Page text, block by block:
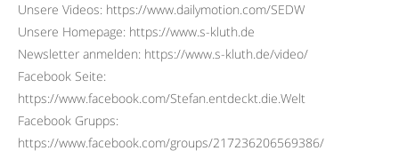
Unsere Videos: https://www.dailymotion.com/SEDW
Unsere Homepage: https://www.s-kluth.de
Newsletter anmelden: https://www.s-kluth.de/video/
Facebook Seite:
https://www.facebook.com/Stefan.entdeckt.die.Welt
Facebook Grupps:
https://www.facebook.com/groups/217236206569386/